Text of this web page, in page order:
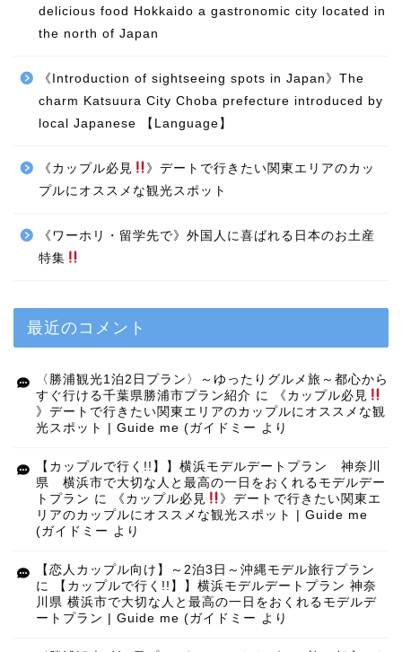
delicious food Hokkaido a gastronomic city located in
the north of Japan
《Introduction of sightseeing spots in Japan》The
charm Katsuura City Choba prefecture introduced by
local Japanese 【Language】
《カップル必見
》デートで行きたい関東エリアのカッ
プルにオススメな観光スポット
《ワーホリ・留学先で》外国人に喜ばれる日本のお土産
特集
最近のコメント
〈勝浦観光1泊2日プラン〉～ゆったりグルメ旅～都心から
すぐ行ける千葉県勝浦市プラン紹介 に
《カップル必見
》デートで行きたい関東エリアのカップルにオススメな観
光スポット | Guide me (ガイドミー より
【カップルで行く!!】】横浜モデルデートプラン 神奈川
県 横浜市で大切な人と最高の一日をおくれるモデルデー
トプラン に 《カップル必見
》デートで行きたい関東エ
リアのカップルにオススメな観光スポット | Guide me
(ガイドミー より
【恋人カップル向け】～2泊3日～沖縄モデル旅行プラン
に
【カップルで行く!!】】横浜モデルデートプラン 神奈
川県 横浜市で大切な人と最高の一日をおくれるモデルデ
ートプラン | Guide me (ガイドミー より